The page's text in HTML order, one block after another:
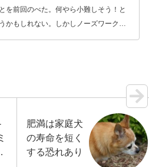
を前回のべた。何やら小難しそう！と
かもしれない。しかしノーズワークフ
肥満は家庭犬
の寿命を短く
する恐れあり